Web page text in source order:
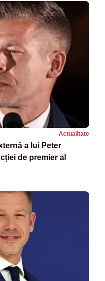
Actualitate
a lui Peter
de premier al